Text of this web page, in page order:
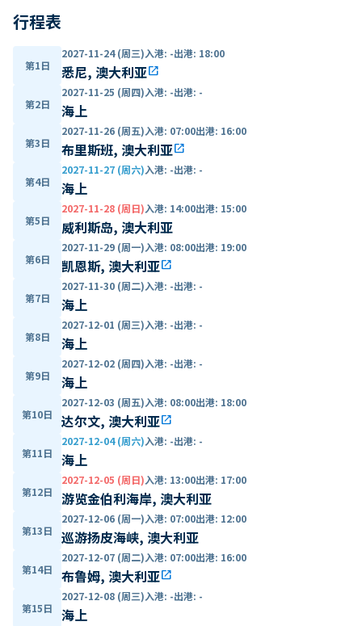
行程表
第1日
2027-11-24 (周三)入港: -出港: 18:00
悉尼, 澳大利亚open_in_new
第2日
2027-11-25 (周四)入港: -出港: -
海上
第3日
2027-11-26 (周五)入港: 07:00出港: 16:00
布里斯班, 澳大利亚open_in_new
第4日
2027-11-27 (周六)入港: -出港: -
海上
第5日
2027-11-28 (周日)入港: 14:00出港: 15:00
威利斯岛, 澳大利亚
第6日
2027-11-29 (周一)入港: 08:00出港: 19:00
凯恩斯, 澳大利亚open_in_new
第7日
2027-11-30 (周二)入港: -出港: -
海上
第8日
2027-12-01 (周三)入港: -出港: -
海上
第9日
2027-12-02 (周四)入港: -出港: -
海上
第10日
2027-12-03 (周五)入港: 08:00出港: 18:00
达尔文, 澳大利亚open_in_new
第11日
2027-12-04 (周六)入港: -出港: -
海上
第12日
2027-12-05 (周日)入港: 13:00出港: 17:00
游览金伯利海岸, 澳大利亚
第13日
2027-12-06 (周一)入港: 07:00出港: 12:00
巡游扬皮海峡, 澳大利亚
第14日
2027-12-07 (周二)入港: 07:00出港: 16:00
布鲁姆, 澳大利亚open_in_new
第15日
2027-12-08 (周三)入港: -出港: -
海上